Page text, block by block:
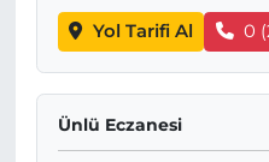
Yol Tarifi Al 0
Ünlü Eczanesi